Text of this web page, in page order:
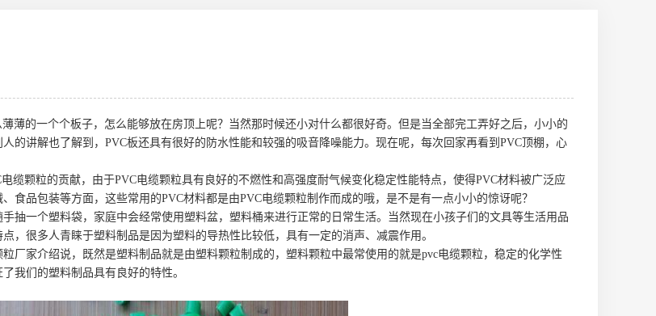
的一个个板子，怎么能够放在房顶上呢？当然那时候还小对什么都很好奇。但是当全部完工弄好之后，小小的
的讲解也了解到，PVC板还具有很好的防水性能和较强的吸音降噪能力。现在呢，每次回家再看到PVC顶棚，心
颗粒的贡献，由于PVC电缆颗粒具有良好的不燃性和高强度耐气候变化稳定性能特点，使得PVC材料被广泛应
食品包装等方面，这些常用的PVC材料都是由PVC电缆颗粒制作而成的哦，是不是有一点小小的惊讶呢？
一个塑料袋，家庭中会经常使用塑料盆，塑料桶来进行正常的日常生活。当然现在小孩子们的文具等生活用品
点，很多人青睐于塑料制品是因为塑料的导热性比较低，具有一定的消声、减震作用。
家介绍说，既然是塑料制品就是由塑料颗粒制成的，塑料颗粒中最常使用的就是pvc电缆颗粒，稳定的化学性
我们的塑料制品具有良好的特性。